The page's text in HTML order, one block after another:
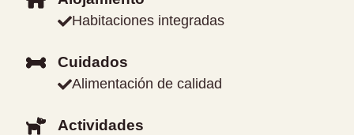
Habitaciones integradas
Cuidados
Alimentación de calidad
Actividades